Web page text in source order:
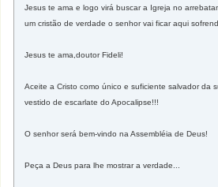
Jesus te ama e logo virá buscar a Igreja no
um cristão de verdade o senhor vai ficar aqui
Jesus te ama,doutor Fideli!
Aceite a Cristo como único e suficiente salvador da
vestido de escarlate do Apocalipse!!!
O senhor será bem-vindo na Assembléia de Deus!
Peça a Deus para lhe mostrar a verdade...